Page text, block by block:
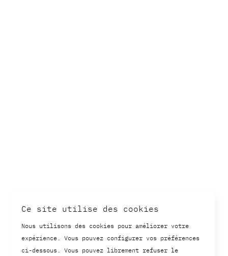
Ce site utilise des cookies
Nous utilisons des cookies pour améliorer votre
expérience. Vous pouvez configurer vos préférences
ci-dessous. Vous pouvez librement refuser le